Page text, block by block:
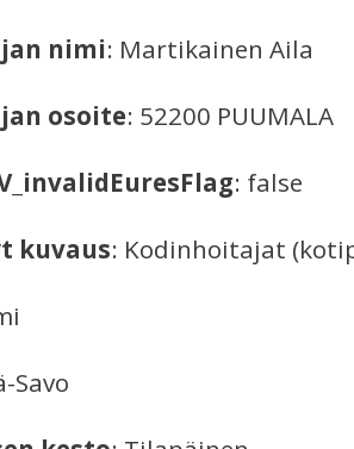
nimi: Martikainen Aila
osoite: 52200 PUUMALA
: false
kuvaus: Kodinhoitajat
Savo